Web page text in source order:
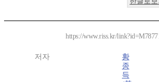
https://www.riss.kr/
저자
황
종
득